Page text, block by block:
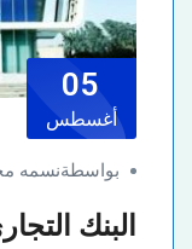
05
أغسطس
بواسطةنسمه
البنك